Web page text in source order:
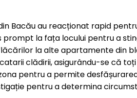
Bacău au reacționat rapid
prompt la fața locului pentru a
la alte apartamente din
clădirii, asigurându-se că
pentru a permite
pentru a determina